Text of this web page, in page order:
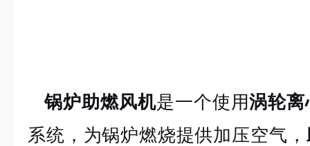
锅炉助燃风机是一个使用涡轮
系统，为锅炉燃烧提供加压空气，